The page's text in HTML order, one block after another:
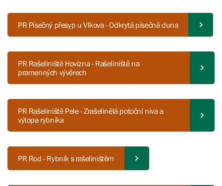
PR Písečný přesyp u Vlkova - Odkrytá písečná duna
PR Rašeliniště Hovízna - Rašeliniště na
pramenných vývěrech
PR Rašeliniště Pele - Zrašelinělá potoční niva a
výtopa rybníka
PR Rod - Rybník s rašeliništěm